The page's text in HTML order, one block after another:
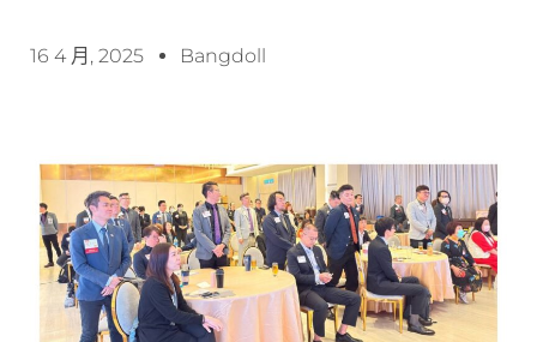
16 4 月, 2025 Bangdoll